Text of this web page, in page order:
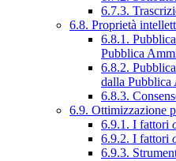
6.7.3.
6.8. Proprietà
6.8.1.
Pubblica
6.8.2.
dalla Pubblica
6.8.3.
6.9. Ottimizzazione
6.9.1. I fattori
6.9.2. I fattori
6.9.3.